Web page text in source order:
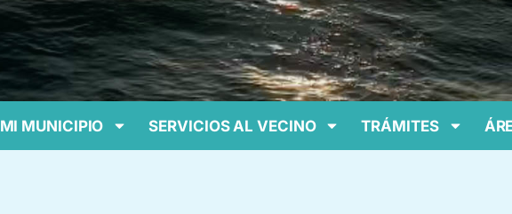
MI MUNICIPIO SERVICIOS AL VECINO TRÁMITES